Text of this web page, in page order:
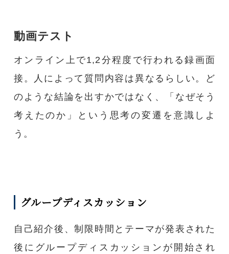
動画テスト
オンライン上で1,2分程度で行われる録画面
接。人によって質問内容は異なるらしい。ど
のような結論を出すかではなく、「なぜそう
考えたのか」という思考の変遷を意識しよ
う。
グループディスカッション
自己紹介後、制限時間とテーマが発表された
後にグループディスカッションが開始され